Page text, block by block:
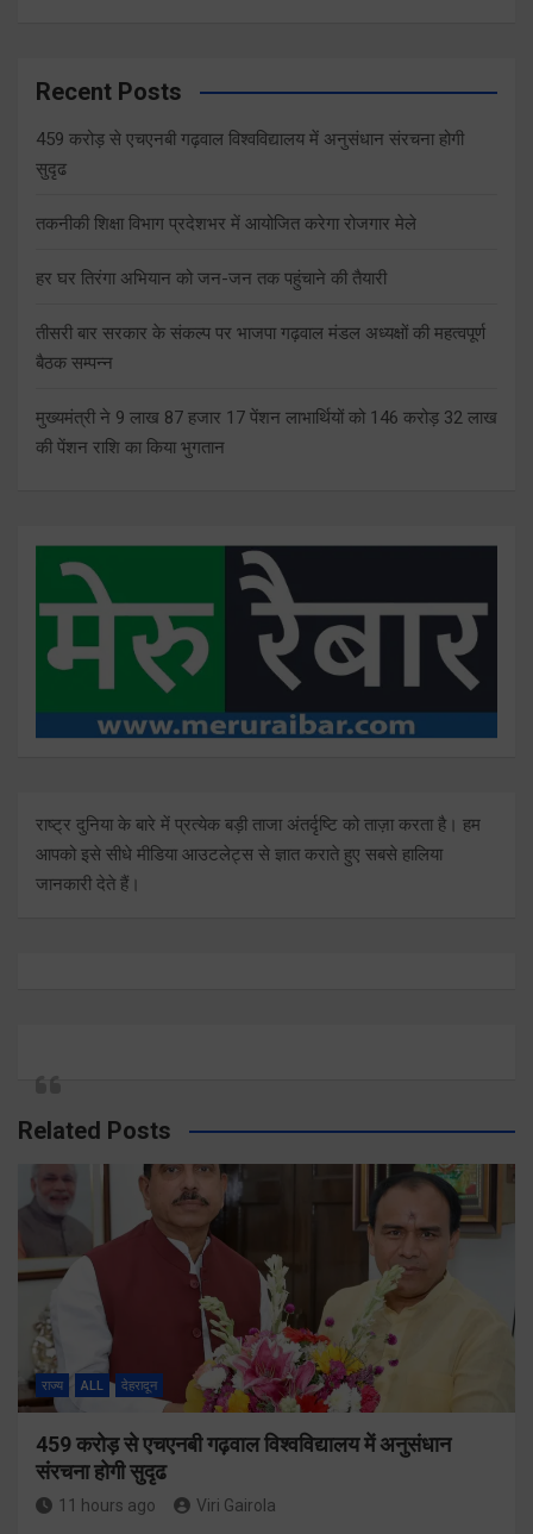
Recent Posts
459 करोड़ से एचएनबी गढ़वाल विश्वविद्यालय में अनुसंधान संरचना होगी
सुदृढ
तकनीकी शिक्षा विभाग प्रदेशभर में आयोजित करेगा रोजगार मेले
हर घर तिरंगा अभियान को जन-जन तक पहुंचाने की तैयारी
तीसरी बार सरकार के संकल्प पर भाजपा गढ़वाल मंडल अध्यक्षों की महत्वपूर्ण
बैठक सम्पन्न
मुख्यमंत्री ने 9 लाख 87 हजार 17 पेंशन लाभार्थियों को 146 करोड़ 32 लाख
की पेंशन राशि का किया भुगतान
राष्ट्र दुनिया के बारे में प्रत्येक बड़ी ताजा अंतर्दृष्टि को ताज़ा करता है। हम
आपको इसे सीधे मीडिया आउटलेट्स से ज्ञात कराते हुए सबसे हालिया
जानकारी देते हैं।
Related Posts
राज्य ALL देहरादून
459 करोड़ से एचएनबी गढ़वाल विश्वविद्यालय में अनुसंधान
संरचना होगी सुदृढ
11 hours ago Viri Gairola